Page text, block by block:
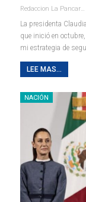
Redaccion La Pancarta De Quintana Roo
La presidenta
que inició en
mi estrategia de
LEE MAS...
NACIÓN